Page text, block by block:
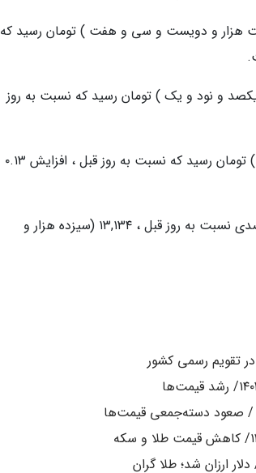
امروز به ۴۸,۲۳۷ (چهل و هشت هزار و دویست و سی و هفت ) تومان رسید که
(پنجاه و دو هزار و یکصد و نود و یک ) تومان رسید که نسبت به روز
پوند، امروز به ۷۶,۳۰۰ (هفتاد و شش هزار و سیصد ) تومان رسید که نسبت به روز قبل ، افزایش ۰.۱۳
همچنین درهم امارات مبادله ای با افزایش ۰.۱۵ درصدی نسبت به روز قبل ، ۱۳,۱۳۴ (سیزده هزار و